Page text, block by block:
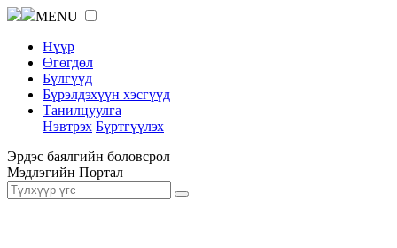
MENU
Нүүр
Өгөгдөл
Бүлгүүд
Бүрэлдэхүүн хэсгүүд
Танилцуулга
Нэвтрэх Бүртгүүлэх
Эрдэс баялгийн боловсрол
Мэдлэгийн Портал